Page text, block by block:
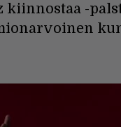
kiinnostaa -